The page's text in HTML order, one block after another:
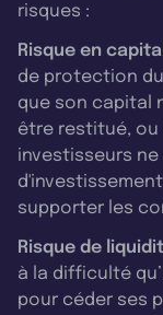
risques :
Risque en
de protection
que son capital
être restitué, ou
investisseurs
supporter les
Risque de
à la difficulté
pour céder ses